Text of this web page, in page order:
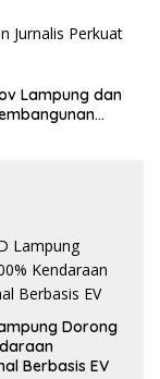
Lampung dan
Dorong
Berbasis EV